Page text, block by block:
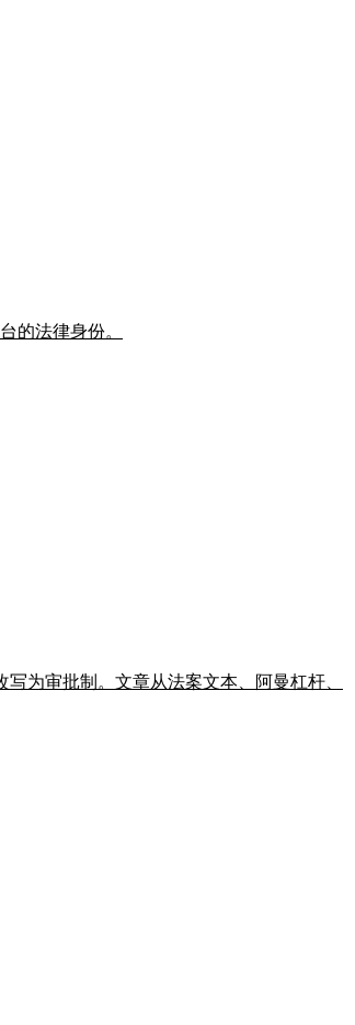
的法律身份。
为审批制。文章从法案文本、阿曼杠杆、